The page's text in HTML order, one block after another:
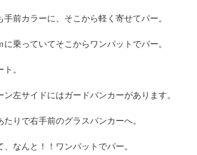
前カラーに、そこから軽く寄せてパー。
乗っていてそこからワンパットでパー。
。
左サイドにはガードバンカーがあります。
りで右手前のグラスバンカーへ。
なんと！！ワンパットでパー。